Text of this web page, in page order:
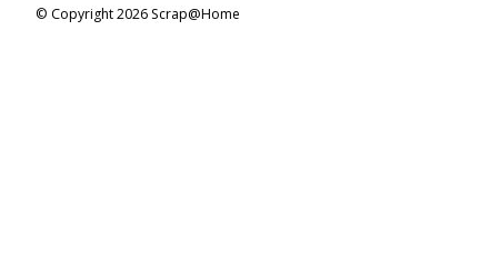
© Copyright 2026 Scrap@Home